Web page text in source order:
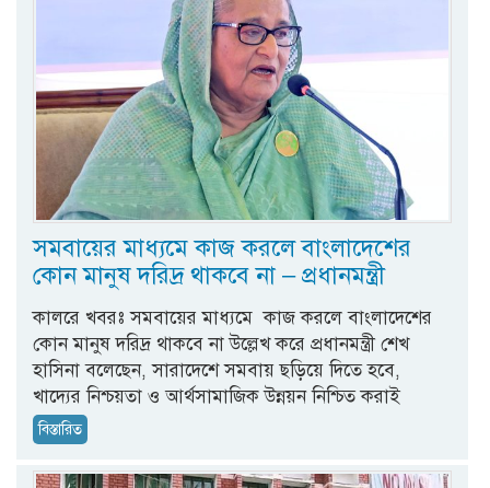
সমবায়ের মাধ্যমে কাজ করলে বাংলাদেশের
কোন মানুষ দরিদ্র থাকবে না – প্রধানমন্ত্রী
কালরে খবরঃ সমবায়ের মাধ্যমে কাজ করলে বাংলাদেশের
কোন মানুষ দরিদ্র থাকবে না উল্লেখ করে প্রধানমন্ত্রী শেখ
হাসিনা বলেছেন, সারাদেশে সমবায় ছড়িয়ে দিতে হবে,
খাদ্যের নিশ্চয়তা ও আর্থসামাজিক উন্নয়ন নিশ্চিত করাই
বিস্তারিত